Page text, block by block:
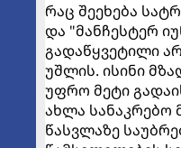
რაც შეეხება
და "მანჩესტერ
გადაწყვეტილი
უშლის. ისინი
უფრო მეტი
ახლა სანაკრებო
წასვლაზე